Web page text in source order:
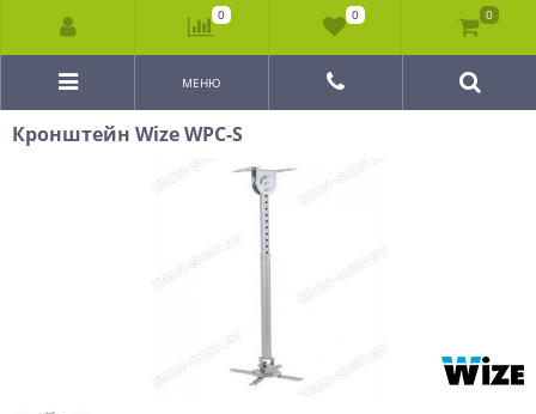
МЕНЮ
Кронштейн Wize WPC-S
0 0 0